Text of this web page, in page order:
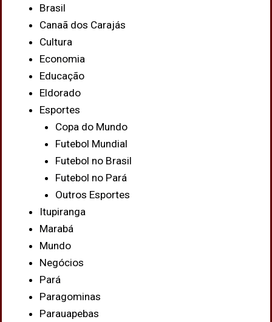
Brasil
Canaã dos Carajás
Cultura
Economia
Educação
Eldorado
Esportes
Copa do Mundo
Futebol Mundial
Futebol no Brasil
Futebol no Pará
Outros Esportes
Itupiranga
Marabá
Mundo
Negócios
Pará
Paragominas
Parauapebas